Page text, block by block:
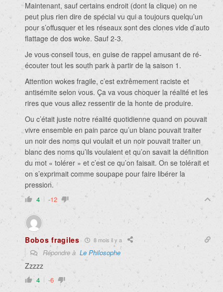
Maintenant, sauf certains endroit (dont la clique) on ne
peut plus rien dire de spécial vu qui a toujours quelqu’un
pour s’offusquer et les réseaux sont des clones vide d’auto
flattage de dos woke. Sauf 2-3.
Je vous conseil tous, en guise de rappel amusant de ré-
écouter tout les south park à partir de la saison 1.
Attention wokes fragile, c’est extrêmement raciste et
antisémite selon vous. Ça va vous choquer la réalité et les
rires que vous allez ressentir de la honte de produire.
Ou c’était juste notre réalité quotidienne quand on pouvait
vivre ensemble en pain parce qu’un blanc pouvait traiter
un noir des noms qui voulait et un noir pouvait traiter un
blanc des noms qu’ils voulaient et qu’on savait la définition
du mot « tolérer » et c’est ce qu’on faisait. On se tolérait et
on s’exprimait comme soupape pour faire libérer la
pression.
4 -12
Bobos fragiles 8 mois il y a
Répondre à Le Philosophe
Zzzzz
4 -6